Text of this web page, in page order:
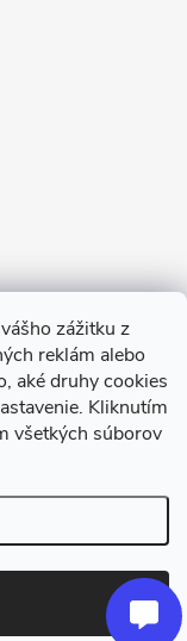
zážitku z
reklám alebo
aké druhy cookies
Kliknutím
všetkých súborov
vyhradené.Upraviť